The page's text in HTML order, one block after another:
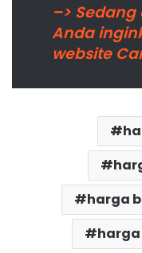
–>
Anda
website
harga
harga